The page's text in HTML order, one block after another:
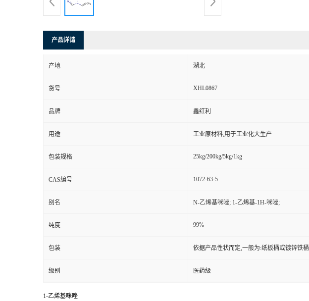
产品详请
产地 湖北
货号 XHL0867
品牌 鑫红利
用途 工业原材料,用于工业化大生产
包装规格 25kg/200kg/5kg/1kg
CAS编号 1072-63-5
别名 N-乙烯基咪唑; 1-乙烯基-1H-咪唑;
纯度 99%
包装 依据产品性状而定,一般为:纸板桶或镀锌铁桶
级别 医药级
1-乙烯基咪唑